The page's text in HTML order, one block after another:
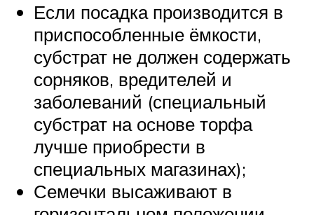
Если посадка производится в
приспособленные ёмкости,
субстрат не должен содержать
сорняков, вредителей и
заболеваний (специальный
субстрат на основе торфа
лучше приобрести в
специальных магазинах);
Семечки высаживают в